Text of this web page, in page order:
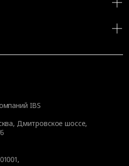
IBS
, Дмитровское шоссе,